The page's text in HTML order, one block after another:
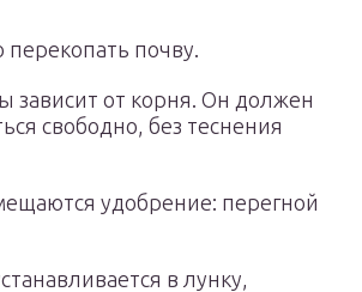
почву.
зависит от корня. Он должен
свободно, без теснения
удобрение: перегной
в лунку,